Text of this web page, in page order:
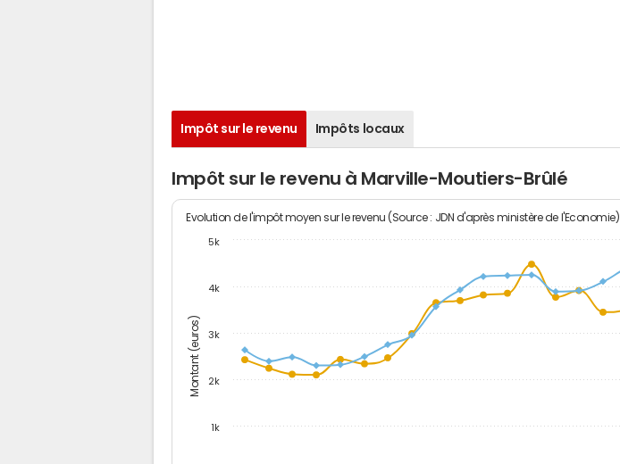
Impôt sur le revenu Impôts locaux
Impôt sur le revenu à Marville-Moutiers-Brûlé
Montant (euros)
Evolution de l'impôt moyen sur le revenu (Source : JDN d'après ministère de l'Economie)
1k
2k
3k
4k
5k